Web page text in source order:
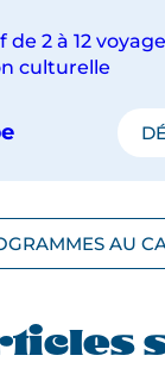
de 2 à 12
culturelle
AU